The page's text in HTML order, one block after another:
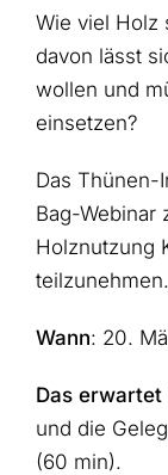
Wie viel Holz
davon lässt
wollen und
einsetzen?
Das Thünen-
Bag-Webinar
Holznutzung
teilzunehmen.
Wann: 20.
Das erwartet
und die
(60 min).